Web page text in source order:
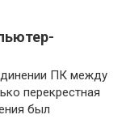
ПК между
перекрестная
был